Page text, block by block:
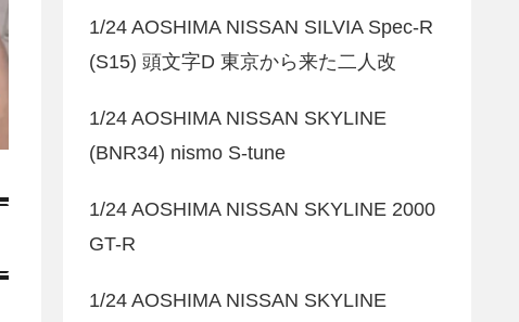
1/24 AOSHIMA NISSAN SILVIA Spec-R
(S15) 頭文字D 東京から来た二人改
1/24 AOSHIMA NISSAN SKYLINE
(BNR34) nismo S-tune
1/24 AOSHIMA NISSAN SKYLINE 2000
GT-R
1/24 AOSHIMA NISSAN SKYLINE